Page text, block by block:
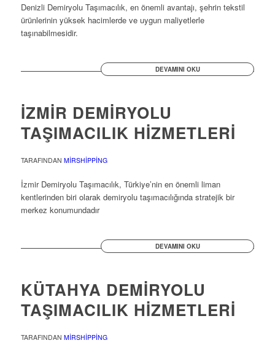
Denizli Demiryolu Taşımacılık, en önemli avantajı, şehrin tekstil
ürünlerinin yüksek hacimlerde ve uygun maliyetlerle
taşınabilmesidir.
DEVAMINI OKU
İZMİR DEMİRYOLU
TAŞIMACILIK HİZMETLERİ
TARAFINDAN MIRSHIPPING
İzmir Demiryolu Taşımacılık, Türkiye’nin en önemli liman
kentlerinden biri olarak demiryolu taşımacılığında stratejik bir
merkez konumundadır
DEVAMINI OKU
KÜTAHYA DEMİRYOLU
TAŞIMACILIK HİZMETLERİ
TARAFINDAN MIRSHIPPING